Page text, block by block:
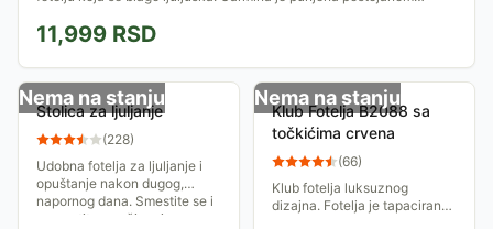
11,999 RSD
Nema na stanju
Stolica za ljuljanje
(228)
Udobna fotelja za ljuljanje i
opuštanje nakon dugog,
napornog dana. Smestite se i
prepustite se uživanju.
Nema na stanju
Klub Fotelja B2088 sa
točkićima crvena
(66)
Klub fotelja luksuznog
dizajna. Fotelja je tapacirana